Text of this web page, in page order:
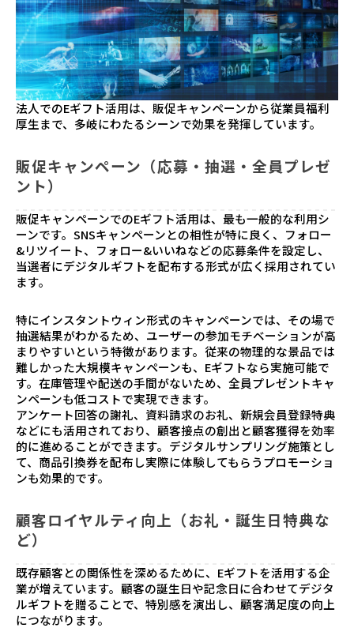
法人でのEギフト活用は、販促キャンペーンから従業員福利
厚生まで、多岐にわたるシーンで効果を発揮しています。
販促キャンペーン（応募・抽選・全員プレゼ
ント）
販促キャンペーンでのEギフト活用は、最も一般的な利用シ
ーンです。SNSキャンペーンとの相性が特に良く、フォロー
&リツイート、フォロー&いいねなどの応募条件を設定し、
当選者にデジタルギフトを配布する形式が広く採用されてい
ます。
特にインスタントウィン形式のキャンペーンでは、その場で
抽選結果がわかるため、ユーザーの参加モチベーションが高
まりやすいという特徴があります。従来の物理的な景品では
難しかった大規模キャンペーンも、Eギフトなら実施可能で
す。在庫管理や配送の手間がないため、全員プレゼントキャ
ンペーンも低コストで実現できます。
アンケート回答の謝礼、資料請求のお礼、新規会員登録特典
などにも活用されており、顧客接点の創出と顧客獲得を効率
的に進めることができます。デジタルサンプリング施策とし
て、商品引換券を配布し実際に体験してもらうプロモーショ
ンも効果的です。
顧客ロイヤルティ向上（お礼・誕生日特典な
ど）
既存顧客との関係性を深めるために、Eギフトを活用する企
業が増えています。顧客の誕生日や記念日に合わせてデジタ
ルギフトを贈ることで、特別感を演出し、顧客満足度の向上
につながります。